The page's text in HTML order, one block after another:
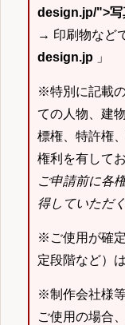
design.jp/">写
→ 印刷物など
design.jp 」
※特別に記載
ての人物、建
標権、特許権
権利を有して
ご申請前に各
得していただ
※ご使用が確
定段階など）
※制作会社様
ご使用の場合、